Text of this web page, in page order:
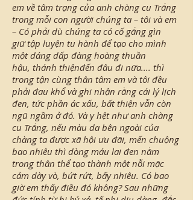
em về tâm trạng của anh chàng cu Trắng
trong mỗi con người chúng ta – tôi và em
– Có phải dù chúng ta có cố gắng gìn
giữ tập luyện tu hành để tạo cho mình
một dáng dấp đàng hoàng thuần
hậu, thánh thiệnđến đâu đi nữa.... thì
trong tận cùng thân tâm em và tôi đều
phải đau khổ và ghi nhận rằng cái lý lịch
đen, tức phần ác xấu, bất thiện vẫn còn
ngũ ngầm ở đó. Và y hệt như anh chàng
cu Trắng, nếu màu da bên ngoài của
chàng ta được xã hội ưu đãi, mến chuộng
bao nhiêu thì dòng máu lai đen nằm
trong thân thể tạo thành một nỗi mặc
cảm dày vò, bứt rứt, bấy nhiêu. Có bao
giờ em thấy điều đó không? Sau những